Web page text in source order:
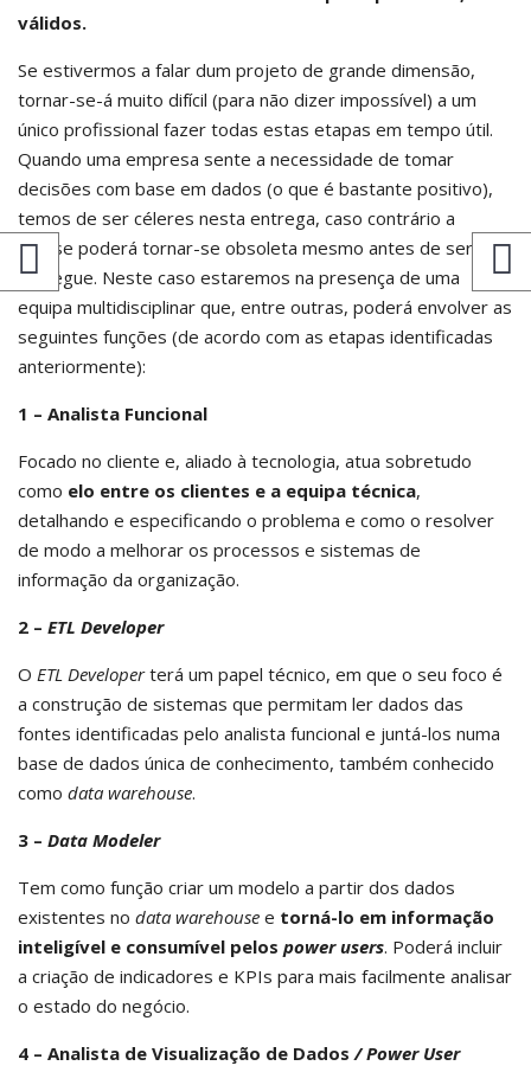
válidos.
Se estivermos a falar dum projeto de grande dimensão,
tornar-se-á muito difícil (para não dizer impossível) a um
único profissional fazer todas estas etapas em tempo útil.
Quando uma empresa sente a necessidade de tomar
decisões com base em dados (o que é bastante positivo),
temos de ser céleres nesta entrega, caso contrário a
análise poderá tornar-se obsoleta mesmo antes de ser
entregue. Neste caso estaremos na presença de uma
equipa multidisciplinar que, entre outras, poderá envolver as
seguintes funções (de acordo com as etapas identificadas
anteriormente):
1 – Analista Funcional
Focado no cliente e, aliado à tecnologia, atua sobretudo
como elo entre os clientes e a equipa técnica,
detalhando e especificando o problema e como o resolver
de modo a melhorar os processos e sistemas de
informação da organização.
2 – ETL Developer
O ETL Developerterá um papel técnico, em que o seu foco é
a construção de sistemas que permitam ler dados das
fontes identificadas pelo analista funcional e juntá-los numa
base de dados única de conhecimento, também conhecido
como data warehouse.
3 – Data Modeler
Tem como função criar um modelo a partir dos dados
existentes no data warehouse e torná-lo em informação
inteligível e consumível pelos power users. Poderá incluir
a criação de indicadores e KPIs para mais facilmente analisar
o estado do negócio.
4 – Analista de Visualização de Dados/ Power User